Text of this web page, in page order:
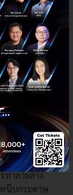
ย์ ประกอบด้วย
นเครือข่ายเพื่อ
จำ" ข้อมูลที่ใช้
กับข้อมูลชุดเดิม
ลับทำงานผิด
ปรัชญา Nick
ยวคือ "ผลิตคลิป
ความคำสั่งแบบ
ทำลายล้าง
นีบกระดาษ